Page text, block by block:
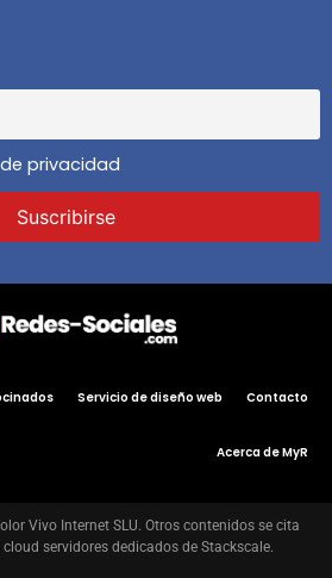
privacidad
Servicio de diseño web Contacto
Acerca de MyR
Vivo Internet SLU. Otros contenidos se cita
servidores dedicados de Stackscale.